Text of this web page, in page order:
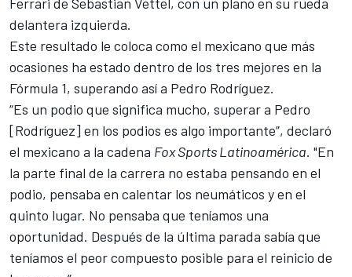
delantera izquierda.
Este resultado le coloca como el mexicano que más
ocasiones ha estado dentro de los tres mejores en la
Fórmula 1, superando así a Pedro Rodríguez.
“Es un podio que significa mucho, superar a Pedro
[Rodríguez] en los podios es algo importante”, declaró
el mexicano a la cadena Fox Sports Latinoamérica. "En
la parte final de la carrera no estaba pensando en el
podio, pensaba en calentar los neumáticos y en el
quinto lugar. No pensaba que teníamos una
oportunidad. Después de la última parada sabía que
teníamos el peor compuesto posible para el reinicio de